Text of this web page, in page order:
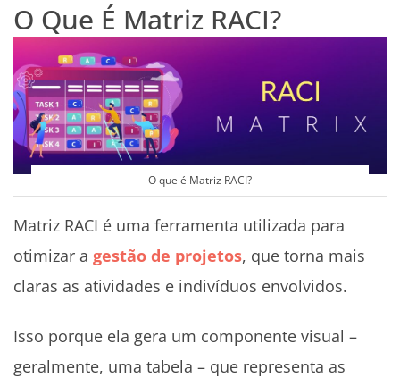
O Que É Matriz RACI?
O que é Matriz RACI?
Matriz RACI é uma ferramenta utilizada para
otimizar a gestão de projetos, que torna mais
claras as atividades e indivíduos envolvidos.
Isso porque ela gera um componente visual –
geralmente, uma tabela – que representa as